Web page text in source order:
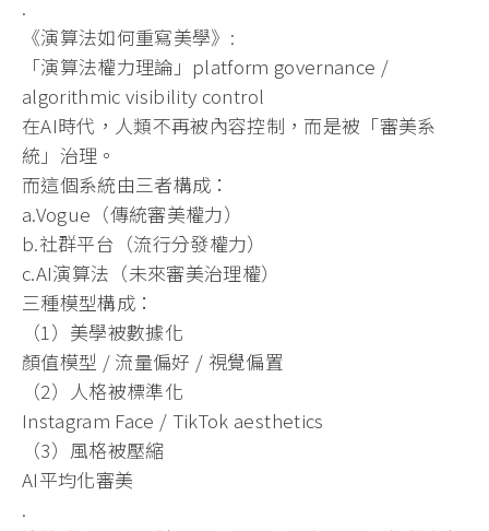
.
《演算法如何重寫美學》:
「演算法權力理論」platform governance /
algorithmic visibility control
在AI時代，人類不再被內容控制，而是被「審美系
統」治理。
而這個系統由三者構成：
a.Vogue（傳統審美權力）
b.社群平台（流行分發權力）
c.AI演算法（未來審美治理權）
三種模型構成：
（1）美學被數據化
顏值模型 / 流量偏好 / 視覺偏置
（2）人格被標準化
Instagram Face / TikTok aesthetics
（3）風格被壓縮
AI平均化審美
.